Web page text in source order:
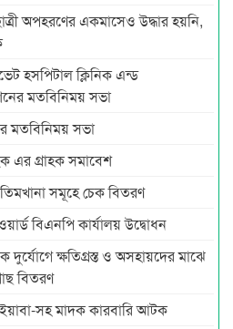
অপহরণের একমাসেও উদ্ধার হয়নি,
হসপিটাল ক্লিনিক এন্ড
মতবিনিময় সভা
মতবিনিময় সভা
এর গ্রাহক সমাবেশ
সমূহে চেক বিতরণ
বিএনপি কার্যালয় উদ্বোধন
দুর্যোগে ক্ষতিগ্রস্ত ও অসহায়দের মাঝে
বিতরণ
সহ মাদক কারবারি আটক